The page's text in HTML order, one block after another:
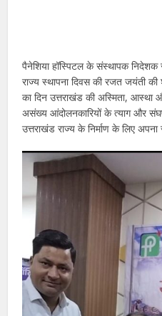
पैनेशिया हॉस्पिटल के संस्थापक निदेशक
राज्य स्थापना दिवस की रजत जयंती
का दिन उत्तराखंड की अस्मिता,
असंख्य आंदोलनकारियों के त्याग और
उत्तराखंड राज्य के निर्माण के लिए अपना